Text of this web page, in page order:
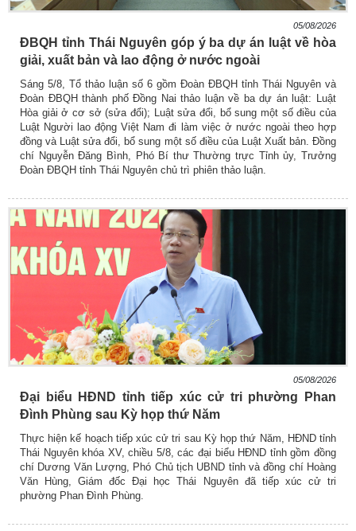
05/08/2026
ĐBQH tỉnh Thái Nguyên góp ý ba dự án luật về hòa
giải, xuất bản và lao động ở nước ngoài
Sáng 5/8, Tổ thảo luận số 6 gồm Đoàn ĐBQH tỉnh Thái Nguyên và
Đoàn ĐBQH thành phố Đồng Nai thảo luận về ba dự án luật: Luật
Hòa giải ở cơ sở (sửa đổi); Luật sửa đổi, bổ sung một số điều của
Luật Người lao động Việt Nam đi làm việc ở nước ngoài theo hợp
đồng và Luật sửa đổi, bổ sung một số điều của Luật Xuất bản. Đồng
chí Nguyễn Đăng Bình, Phó Bí thư Thường trực Tỉnh ủy, Trưởng
Đoàn ĐBQH tỉnh Thái Nguyên chủ trì phiên thảo luận.
05/08/2026
Đại biểu HĐND tỉnh tiếp xúc cử tri phường Phan
Đình Phùng sau Kỳ họp thứ Năm
Thực hiện kế hoạch tiếp xúc cử tri sau Kỳ họp thứ Năm, HĐND tỉnh
Thái Nguyên khóa XV, chiều 5/8, các đại biểu HĐND tỉnh gồm đồng
chí Dương Văn Lượng, Phó Chủ tịch UBND tỉnh và đồng chí Hoàng
Văn Hùng, Giám đốc Đại học Thái Nguyên đã tiếp xúc cử tri
phường Phan Đình Phùng.